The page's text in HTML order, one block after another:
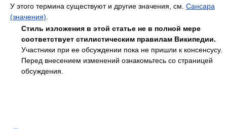
У этого термина существуют и другие значения, см. Сансара
(значения)
Стиль изложения в этой статье не в полной мере
соответствует стилистическим правилам Википедии.
Участники при ее обсуждении пока не пришли к консенсусу.
Перед внесением изменений ознакомьтесь со страницей
обсуждения.